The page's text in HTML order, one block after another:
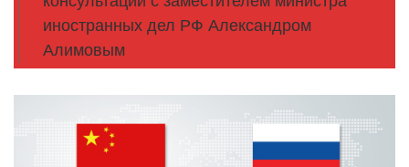
иностранных дел РФ Александром
Алимовым